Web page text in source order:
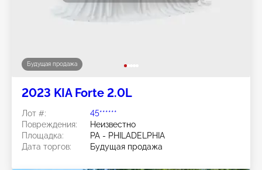
Будущая продажа
2023 KIA Forte 2.0L
Лот #:
45******
Повреждения:
Неизвестно
Площадка:
PA - PHILADELPHIA
Дата торгов:
Будущая продажа